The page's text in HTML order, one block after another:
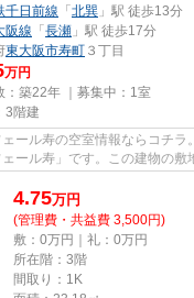
千日前線 「北巽 」駅 徒歩13分
阪線 「長瀬 」駅 徒歩17分
東大阪市寿町 ３丁目
万円
：築22年 ｜募集中： 1室
3階建
ール寿の空室情報ならコチラ
ール寿」です。この建物の敷
...
4.75万円
(管理費・共益費 3,500円)
敷：0万円｜礼：0万円
所在階：3階
間取り：1K